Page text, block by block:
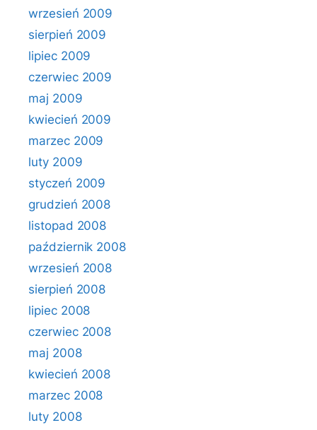
wrzesień 2009
sierpień 2009
lipiec 2009
czerwiec 2009
maj 2009
kwiecień 2009
marzec 2009
luty 2009
styczeń 2009
grudzień 2008
listopad 2008
październik 2008
wrzesień 2008
sierpień 2008
lipiec 2008
czerwiec 2008
maj 2008
kwiecień 2008
marzec 2008
luty 2008